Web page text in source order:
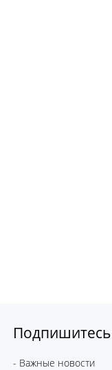
Подпишитесь
- Важные новости